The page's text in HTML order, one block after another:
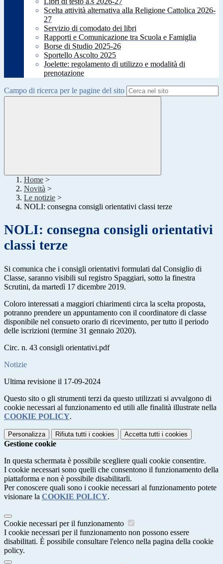
Scelta attività alternativa alla Religione Cattolica 2026-
27
Servizio di comodato dei libri
Rapporti e Comunicazione tra Scuola e Famiglia
Borse di Studio 2025-26
Sportello Ascolto 2025
Joelette: regolamento di utilizzo e modalità di
prenotazione
Campo di ricerca per le pagine del sito
Home >
Novità >
Le notizie >
NOLI: consegna consigli orientativi classi terze
NOLI: consegna consigli orientativi
classi terze
Si comunica che i consigli orientativi formulati dal Consiglio di
Classe, saranno visibili sul registro Spaggiari, sotto la finestra
Scrutini, da martedì 17 dicembre 2019.
Coloro interessati a maggiori chiarimenti circa la scelta proposta,
potranno prendere un appuntamento con il coordinatore di classe
disponibile nel consueto orario di ricevimento, per tutto il periodo
delle iscrizioni (termine 31 gennaio 2020).
Circ. n. 43 consigli orientativi.pdf
Notizie
Ultima revisione il 17-09-2024
Questo sito o gli strumenti terzi da questo utilizzati si avvalgono di
cookie necessari al funzionamento ed utili alle finalità illustrate nella
COOKIE POLICY.
Personalizza Rifiuta tutti i cookies Accetta tutti i cookies
Gestione cookie
In questa schermata è possibile scegliere quali cookie consentire.
I cookie necessari sono quelli che consentono il funzionamento della
piattaforma e non è possibile disabilitarli.
Per conoscere quali sono i cookie necessari al funzionamento potete
visionare la COOKIE POLICY.
Cookie necessari per il funzionamento
I cookie necessari per il funzionamento non possono essere
disabilitati. È possibile consultare l'elenco nella pagina della cookie
policy.